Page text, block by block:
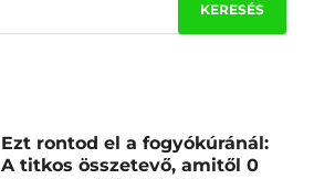
Ezt rontod el a fogyókúránál:
A titkos összetevő, amitől 0